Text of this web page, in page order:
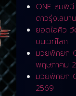
ONE ลุมพินี
ดาวรุ่งเลบา
ยอดไอคิว
บนเวทีโลก
มวยพักยก
พฤษภาคม
มวยพักยก
2569